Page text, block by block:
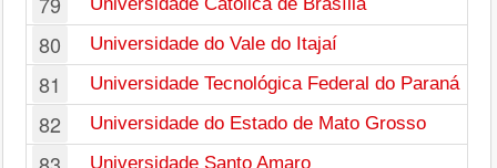
80 Universidade do Vale do Itajaí
81 Universidade Tecnológica Federal do Paraná
82 Universidade do Estado de Mato Grosso
Universidade Santo Amaro